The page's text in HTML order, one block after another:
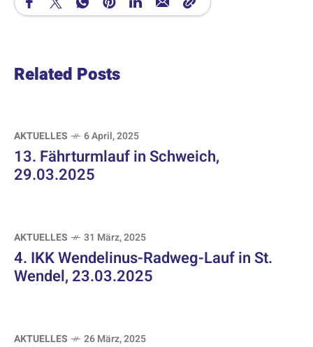
Related Posts
AKTUELLES 6 April, 2025
13. Fährturmlauf in Schweich,
29.03.2025
AKTUELLES 31 März, 2025
4. IKK Wendelinus-Radweg-Lauf in St.
Wendel, 23.03.2025
AKTUELLES 26 März, 2025